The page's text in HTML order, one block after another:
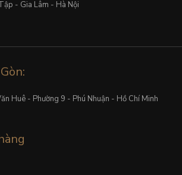
- Gia Lâm - Hà Nội
Huê - Phường 9 - Phú Nhuận - Hồ Chí Minh